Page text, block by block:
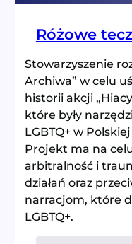
Różowe
Stowarzyszenie
Archiwa” w celu
historii akcji
które były
LGBTQ+ w
Projekt ma na
arbitralność i
działań oraz
narracjom, które
LGBTQ+.